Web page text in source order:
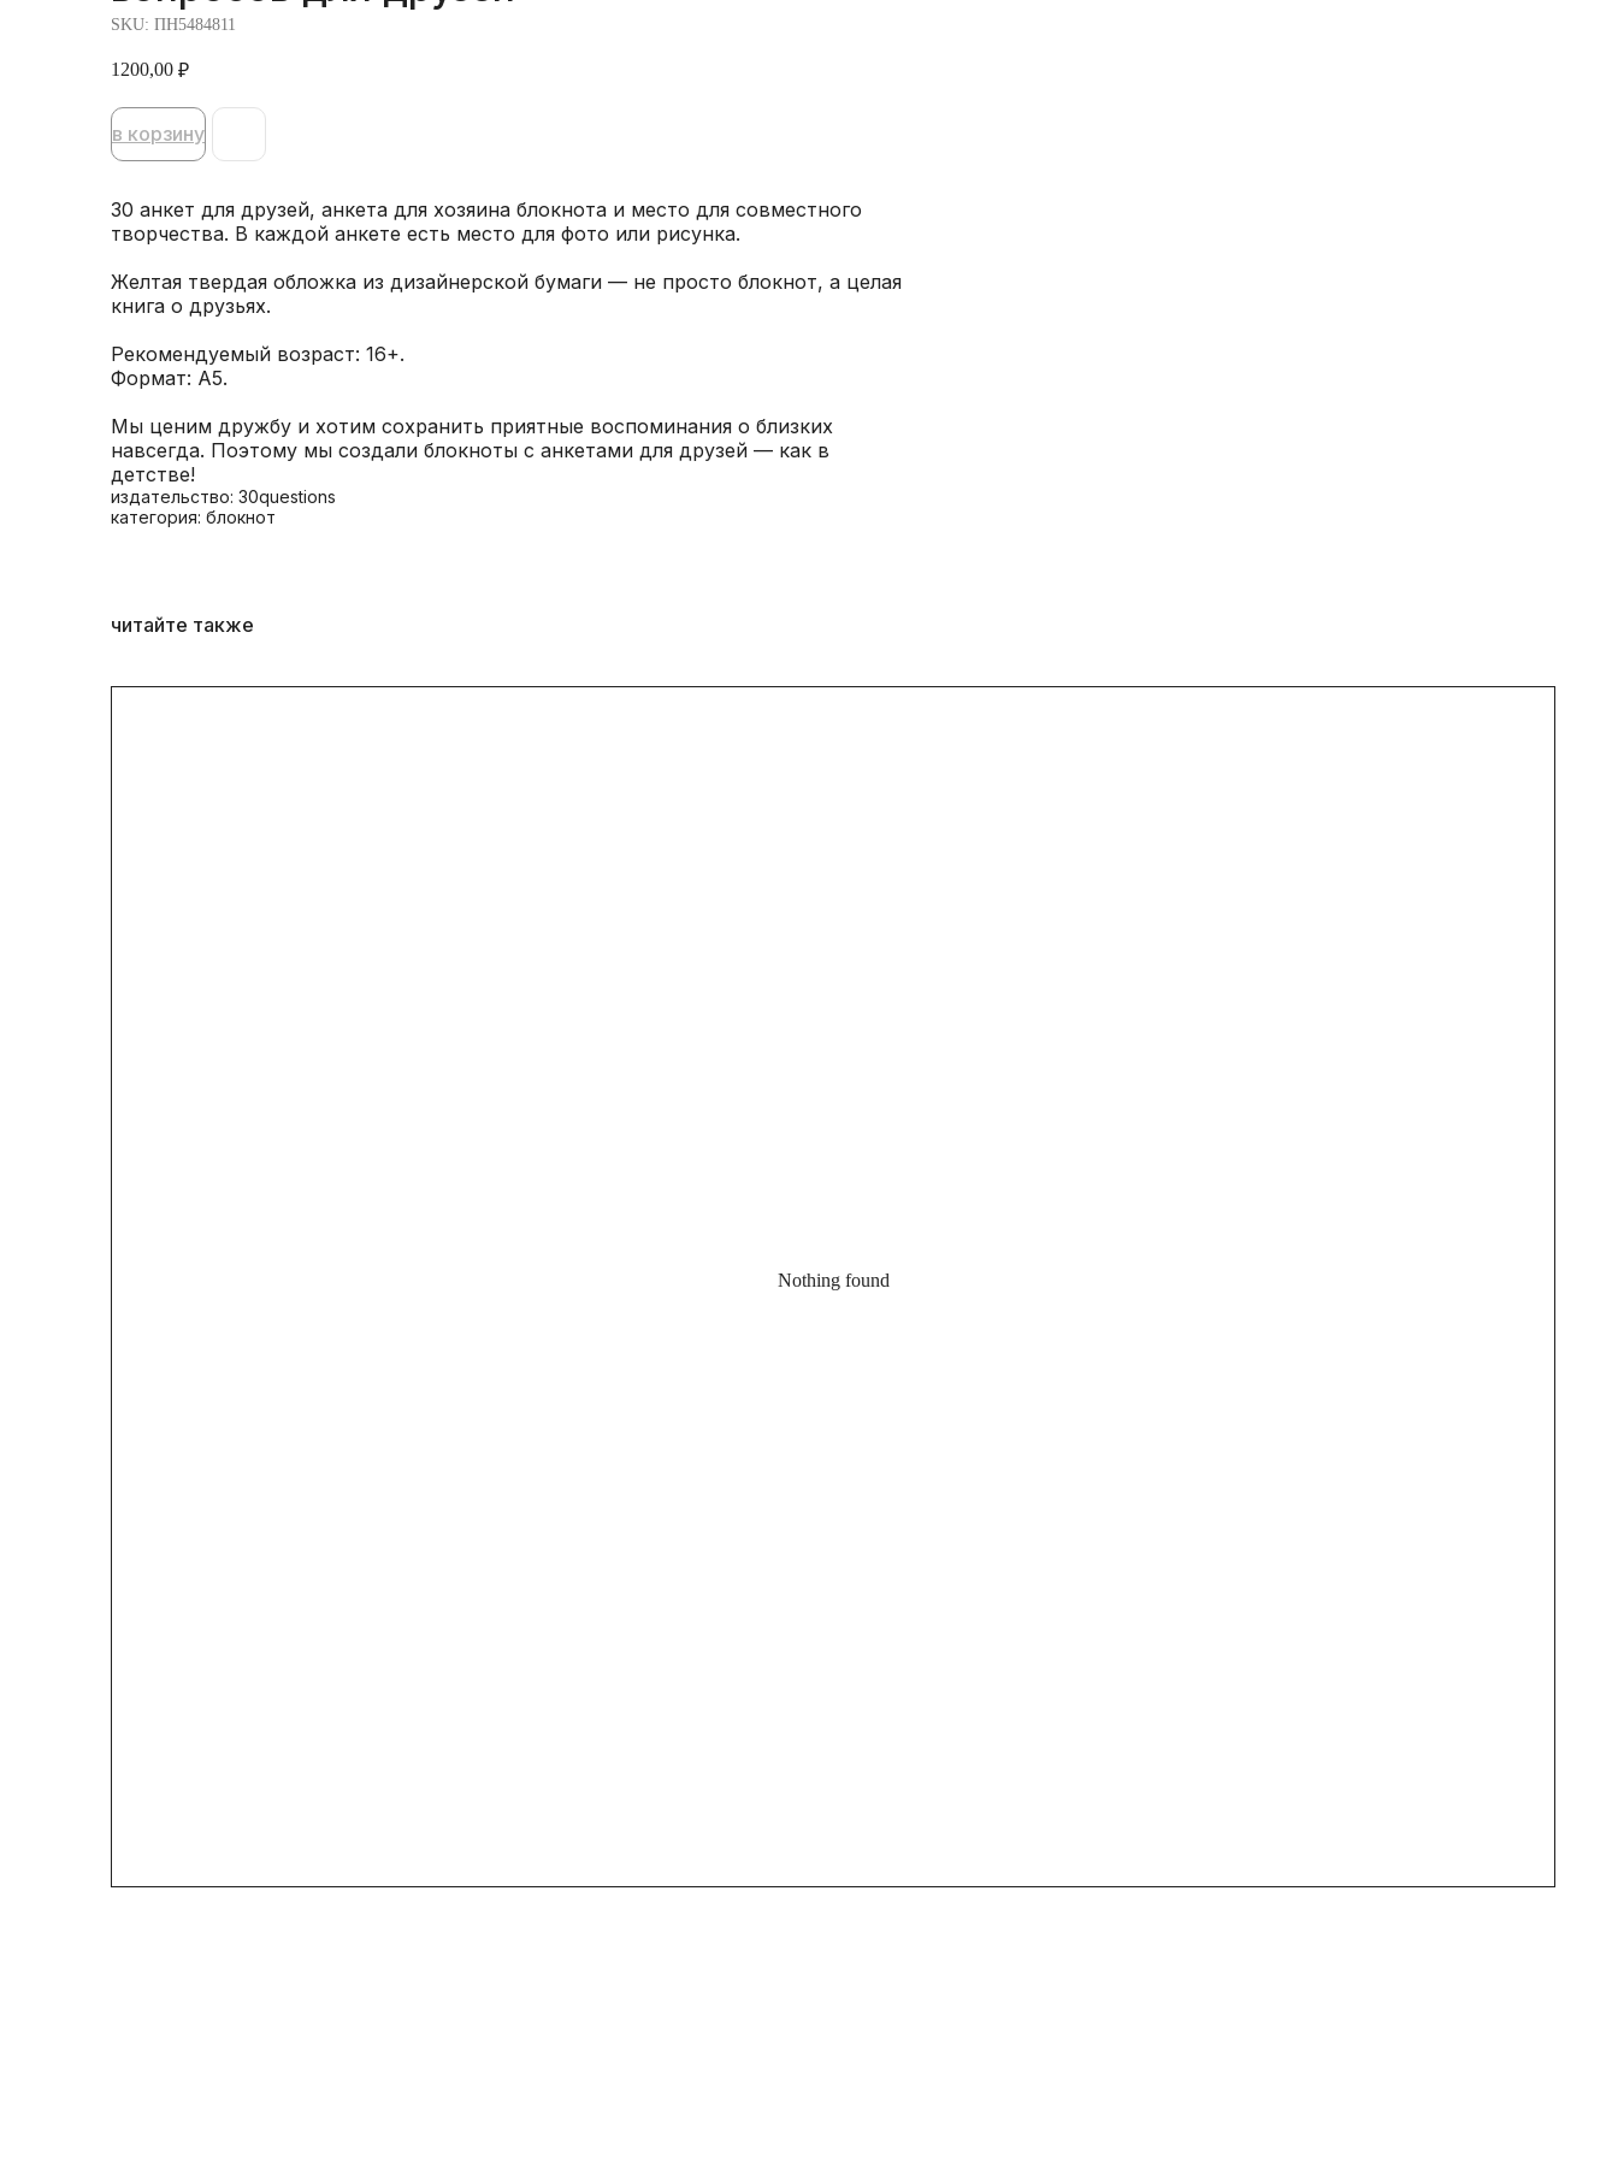
SKU: ПН5484811
1200,00 ₽
в корзину
30 анкет для друзей, анкета для хозяина блокнота и место для совместного
творчества. В каждой анкете есть место для фото или рисунка.
Желтая твердая обложка из дизайнерской бумаги — не просто блокнот, а целая
книга о друзьях.
Рекомендуемый возраст: 16+.
Формат: А5.
Мы ценим дружбу и хотим сохранить приятные воспоминания о близких
навсегда. Поэтому мы создали блокноты с анкетами для друзей — как в
детстве!
издательство: 30questions
категория: блокнот
читайте также
Nothing found